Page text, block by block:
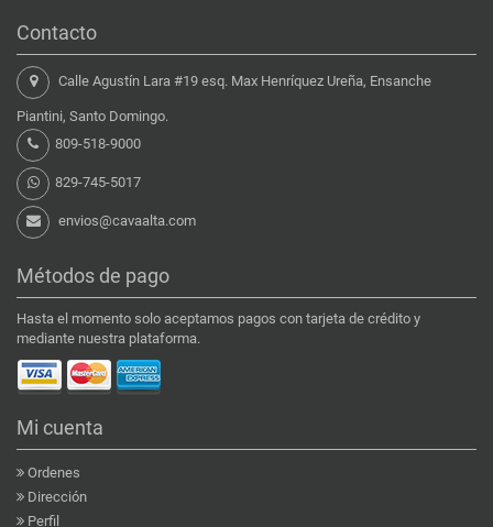
Contacto
Calle Agustín Lara #19 esq. Max Henríquez Ureña, Ensanche
Piantini, Santo Domingo.
809-518-9000
829-745-5017
envios@cavaalta.com
Métodos de pago
Hasta el momento solo aceptamos pagos con tarjeta de crédito y
mediante nuestra plataforma.
Mi cuenta
Ordenes
Dirección
Perfil